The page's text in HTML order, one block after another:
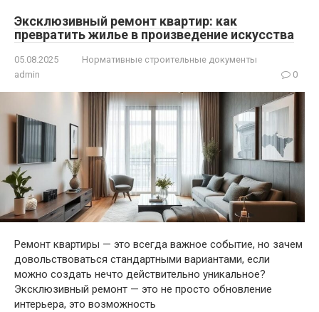
Эксклюзивный ремонт квартир: как
превратить жилье в произведение искусства
05.08.2025
Нормативные строительные документы
admin
0
Ремонт квартиры — это всегда важное событие, но зачем
довольствоваться стандартными вариантами, если
можно создать нечто действительно уникальное?
Эксклюзивный ремонт — это не просто обновление
интерьера, это возможность